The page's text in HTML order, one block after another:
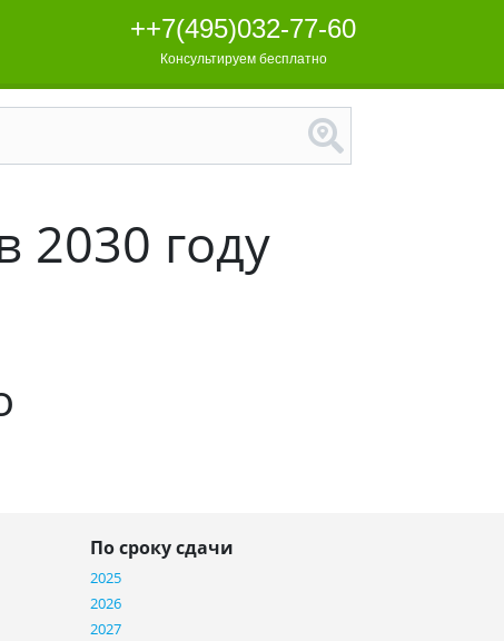
++7(495)032-77-60
Консультируем бесплатно
2030 году
По сроку сдачи
2025
2026
2027